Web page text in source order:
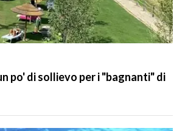
po' di sollievo per i "bagnanti" di